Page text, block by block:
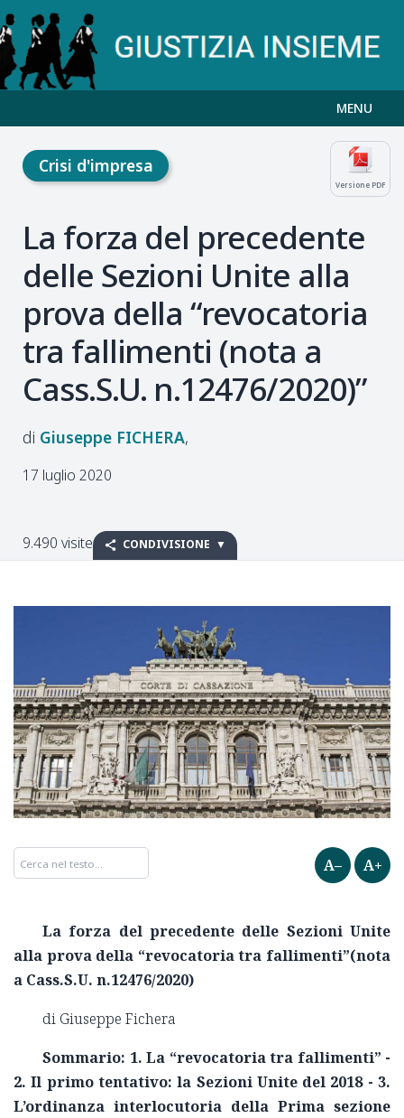
MENU
Versione PDF
Crisi d'impresa
La forza del precedente
delle Sezioni Unite alla
prova della “revocatoria
tra fallimenti (nota a
Cass.S.U. n.12476/2020)”
Giuseppe FICHERA
17 luglio 2020
9.490 visite CONDIVISIONE
A– A+
La forza del precedente delle Sezioni Unite
alla prova della “revocatoria tra fallimenti”(nota
a Cass.S.U. n.12476/2020)
di Giuseppe Fichera
Sommario: 1. La “revocatoria tra fallimenti” -
2. Il primo tentativo: la Sezioni Unite del 2018 - 3.
L’ordinanza interlocutoria della Prima sezione